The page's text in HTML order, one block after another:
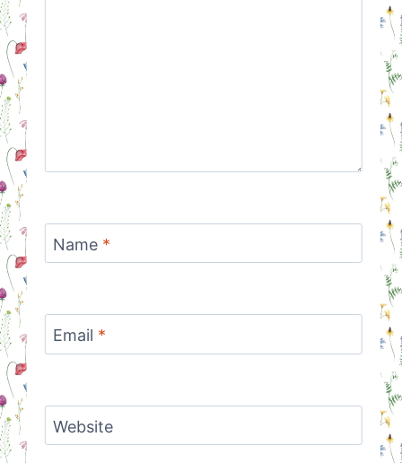
Name *
Email *
Website